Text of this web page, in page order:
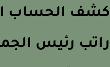
الحساب
رئيس